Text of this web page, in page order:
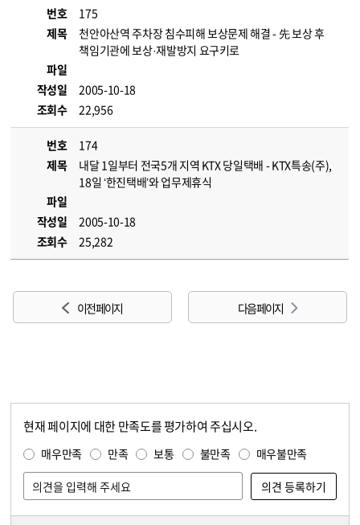
번호
175
제목
천안아산역 주차장 침수피해 보상문제 해결 - 先 보상 후
책임기관에 보상·재발방지 요구키로
파일
작성일
2005-10-18
조회수
22,956
번호
174
제목
내달 1일부터 전국5개 지역 KTX 당일택배 - KTX특송(주),
18일 ‘한진택배’와 업무제휴식
파일
작성일
2005-10-18
조회수
25,282
이전 페이지 다음 페이지
현재 페이지에 대한 만족도를 평가하여 주십시오.
매우만족 만족 보통 불만족 매우불만족